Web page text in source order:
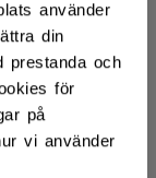
använder
din
prestanda och
för
på
vi använder